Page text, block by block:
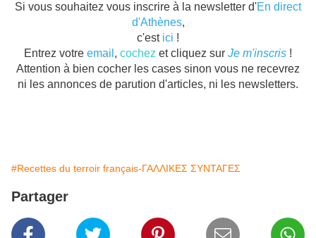
Si vous souhaitez vous inscrire à la newsletter d'En direct
d'Athènes,
c'est ici !
Entrez votre email , cochez et cliquez sur Je m'inscris !
Attention à bien cocher les cases sinon vous ne recevrez
ni les annonces de parution d'articles, ni les newsletters.
#Recettes du terroir français-ΓΑΛΛΙΚΕΣ ΣΥΝΤΑΓΕΣ
Partager